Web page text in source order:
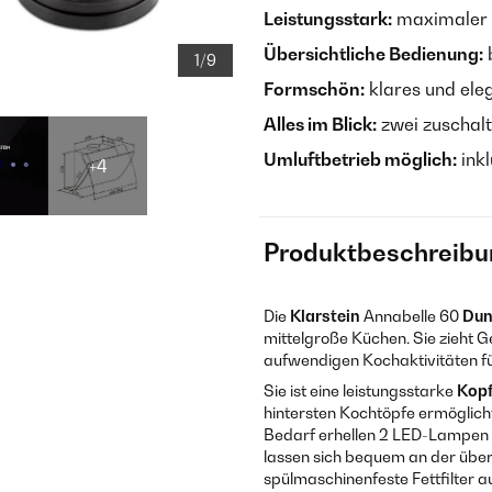
1/9
+4
Leistungsstark: maximaler
Übersichtliche Bedienung:
Formschön: klares und
Alles im Blick: zwei
Umluftbetrieb möglich:
Die Klarstein Annabelle 60
mittelgroße Küchen. Sie zieht
aufwendigen Kochaktivitäten
Sie ist eine leistungsstarke
hintersten Kochtöpfe
Bedarf erhellen 2 LED-
lassen sich bequem an der
spülmaschinenfeste Fettfilter